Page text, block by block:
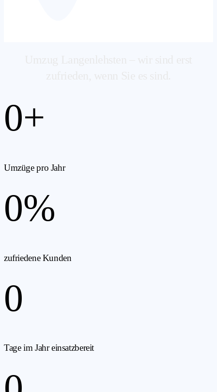
0+
Umzüge pro Jahr
0%
zufriedene Kunden
0
Tage im Jahr einsatzbereit